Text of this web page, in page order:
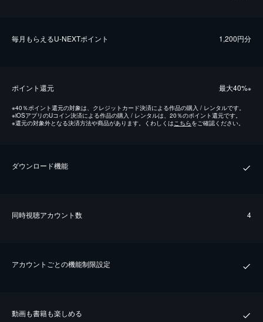
毎⽉もらえるU-NEXTポイント 1,200円分
ポイント還元 最⼤40%※
※40％ポイント還元の対象は、クレジットカード決済による作品の購入 / レンタルです。
※iOSアプリのUコイン決済による作品の購入 / レンタルは、20％のポイント還元です。
※還元の対象外となる決済方法や商品があります。くわしくは こちらをご確認ください。
ダウンロード機能
同時視聴アカウント数 4
アカウントごとの機能制限設定
動画も書籍も楽しめる